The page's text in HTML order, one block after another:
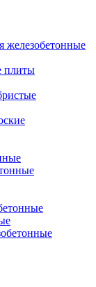
железобетонные
плиты